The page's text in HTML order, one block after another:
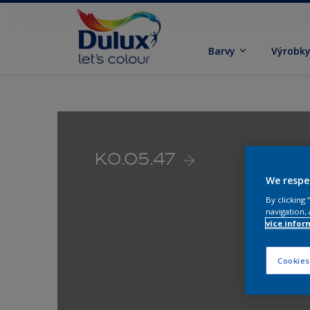
Barvy
K0.05.47
We
By clicking
navigation,
více